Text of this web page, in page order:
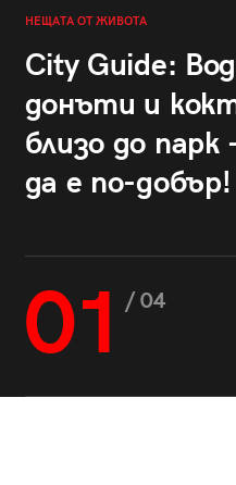
НЕЩАТА ОТ ЖИВОТА
City Guide:
донъти и
близо до парк
да е по-добър!
01 / 04